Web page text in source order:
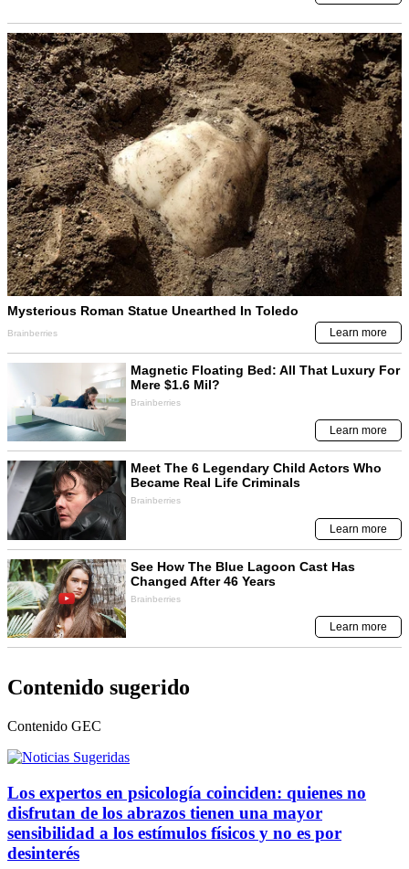
Contenido sugerido
Contenido GEC
Los expertos en psicología coinciden: quienes no
disfrutan de los abrazos tienen una mayor
sensibilidad a los estímulos físicos y no es por
desinterés